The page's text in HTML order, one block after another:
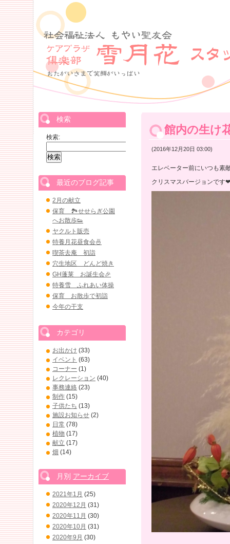
館内の生け
(2016年12月20日 03:00)
エレベーター前にいつも素
クリスマスバージョンです❤
検索
検索:
最近のブログ記事
2月の献立
保育 🏞せせらぎ公園
へお散歩👟
ヤクルト販売
特養月花昼食会🍜
喫茶去庵 初詣
穴生地区 どんど焼き
GH蓬莱 お誕生会🎉
特養雪 ふれあい体操
保育 お散歩で初詣
今年の干支
カテゴリ
お出かけ (33)
イベント (63)
コーナー (1)
レクレーション (40)
事務連絡 (23)
制作 (15)
子供たち (13)
施設お知らせ (2)
日常 (78)
植物 (17)
献立 (17)
畑 (14)
月別 アーカイブ
2021年1月 (25)
2020年12月 (31)
2020年11月 (30)
2020年10月 (31)
2020年9月 (30)